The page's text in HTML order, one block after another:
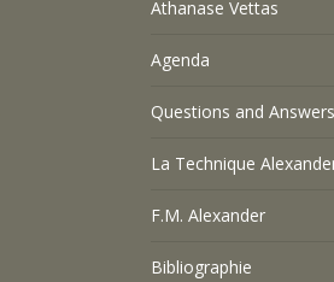
Athanase Vettas
Agenda
Questions and Answers
La Technique
F.M. Alexander
Bibliographie